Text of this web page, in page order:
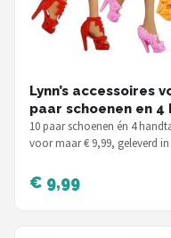
Lynn’s accessoires
paar schoenen en
Barbie pop - In
10 paar schoenen én 4
voor maar € 9,99, geleverd
€ 9,99